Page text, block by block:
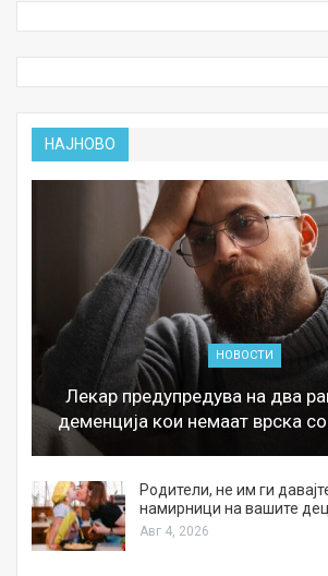
НАЈНОВО
НОВОСТИ
Лекар предупредува на два
деменција кои немаат врска
Родители, не им ги
намирници на вашите
Авг 4, 2026